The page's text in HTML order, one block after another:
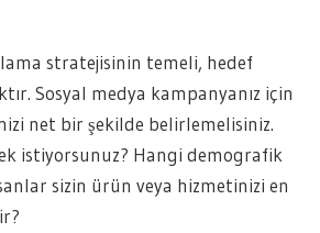
stratejisinin temeli, hedef
Sosyal medya kampanyanız için
net bir şekilde belirlemelisiniz.
istiyorsunuz? Hangi demografik
sizin ürün veya hizmetinizi en